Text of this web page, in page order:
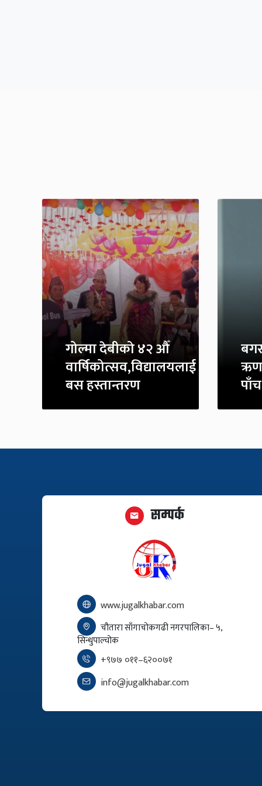
गोल्मा देबीको ४२ औँ
वार्षिकोत्सव,विद्यालयलाई
बस हस्तान्तरण
ऋण
सम्पर्क
www.jugalkhabar.com
चौतारा साँगाचोकगढी नगरपालिका– ५,
सिन्धुपाल्चोक
+९७७ ०११–६२००७१
info@jugalkhabar.com